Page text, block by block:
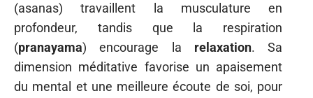
(asanas) travaillent la musculature en
profondeur, tandis que la respiration
(pranayama) encourage la relaxation. Sa
dimension méditative favorise un apaisement
du mental et une meilleure écoute de soi, pour